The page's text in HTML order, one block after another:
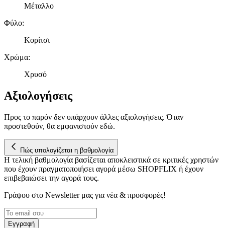
τοποθεσίας μας στους συνεργάτες μέσων κοινωνικής
Μέταλλο
Φύλο:
Κορίτσι
Χρώμα:
Χρυσό
Αξιολογήσεις
Προς το παρόν δεν υπάρχουν άλλες αξιολογήσεις. Όταν
προστεθούν, θα εμφανιστούν εδώ.
Πώς υπολογίζεται η βαθμολογία
Η τελική βαθμολογία βασίζεται αποκλειστικά σε κριτικές χρηστών
που έχουν πραγματοποιήσει αγορά μέσω SHOPFLIX ή έχουν
επιβεβαιώσει την αγορά τους.
Γράψου στο Νewsletter μας για νέα & προσφορές!
Εγγραφή